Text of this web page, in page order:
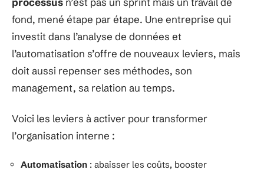
fond, mené étape par étape. Une entreprise qui
investit dans l’analyse de données et
l’automatisation s’offre de nouveaux leviers, mais
doit aussi repenser ses méthodes, son
management, sa relation au temps.
Voici les leviers à activer pour transformer
l’organisation interne :
Automatisation : abaisser les coûts, booster